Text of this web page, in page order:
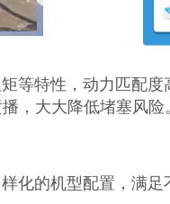
等特性，动力匹配度
，大大降低堵塞风险
化的机型配置，满足